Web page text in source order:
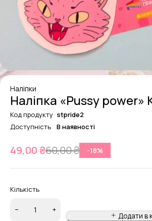
Наліпки
Наліпка «Pussy power»
Код продукту stpride2
Доступність
В наявності
60,00₴
49,00₴ -18%
Кількість
Додати в